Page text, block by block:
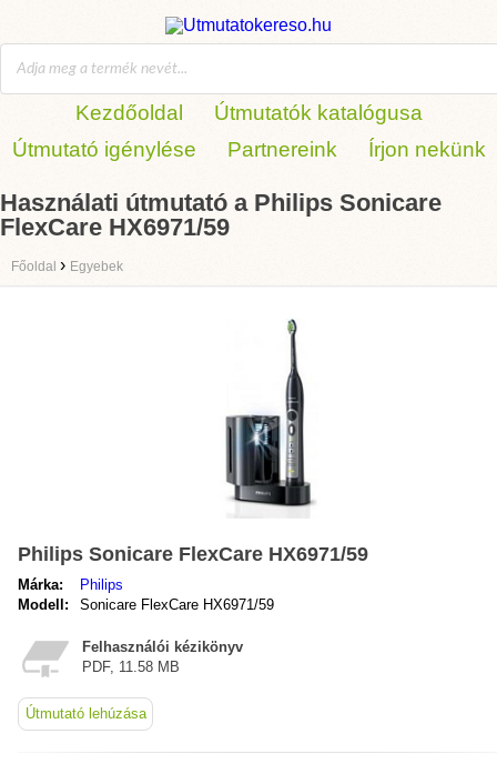
Kezdőoldal
Útmutatók katalógusa
Útmutató igénylése
Partnereink Írjon nekünk
Használati útmutató a Philips Sonicare
FlexCare HX6971/59
Főoldal › Egyebek
Philips Sonicare FlexCare HX6971/59
Márka:
Philips
Modell:
Sonicare FlexCare HX6971/59
Felhasználói kézikönyv
PDF, 11.58 MB
Útmutató lehúzása